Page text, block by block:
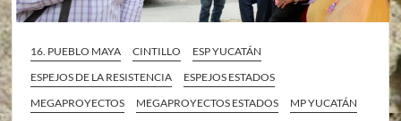
16. PUEBLO MAYA CINTILLO
ESP YUCATÁN
ESPEJOS DE LA RESISTENCIA
ESPEJOS ESTADOS
MEGAPROYECTOS
MEGAPROYECTOS ESTADOS
MP YUCATÁN